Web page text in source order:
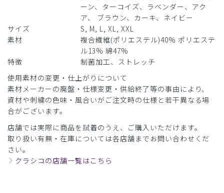
対応も迅速できちんとしてくださったので安心です。また追
加で購入したいと考えています。
R28メンズ:Ron Herman スクラブパンツ/ディー
プネイビー/L
役に立った 0
ーン、ターコイズ、ラベンダー、アク
ア、 ブラウン、カーキ、ネイビー
サイズ
S, M, L, XL, XXL
素材
複合繊維(ポリエステル)40% ポリエステ
ル13% 綿47%
特徴
制菌加工、ストレッチ
使用素材の変更・仕上がりについて
素材メーカーの廃盤・仕様変更・供給終了等の事由により、
資材や刺繍の色味・風合いがご注文時の仕様と若干異なる場
合がございます。
店舗では実際に商品を試着のうえ、ご購入いただけます。
取り扱い有無・在庫については各店舗までお問い合わせくだ
さい。
クラシコの店舗一覧はこちら